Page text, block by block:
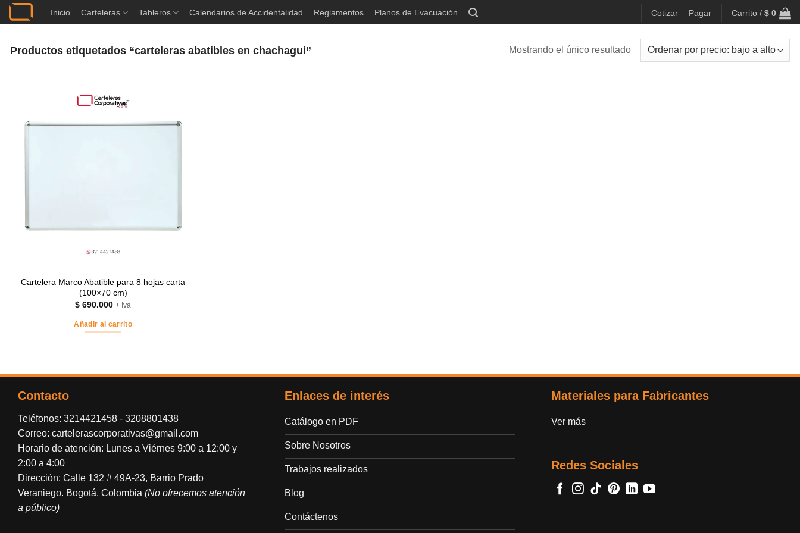
Saltar
al
Inicio Carteleras Tableros Calendarios de Accidentalidad Reglamentos Planos de Evacuación Cotizar Pagar Carrito / $ 0
Productos etiquetados “carteleras abatibles en chachagui” Mostrando el único resultado
Cartelera Marco Abatible para 8 hojas carta
(100×70 cm)
$ 690.000 + Iva
Añadir al carrito
Contacto
Teléfonos: 3214421458 - 3208801438
Correo: cartelerascorporativas@gmail.com
Horario de atención: Lunes a Viérnes 9:00 a 12:00 y
2:00 a 4:00
Dirección: Calle 132 # 49A-23, Barrio Prado
Veraniego. Bogotá, Colombia (No ofrecemos atención
a público)
Enlaces de interés
Catálogo en PDF
Sobre Nosotros
Trabajos realizados
Blog
Contáctenos
Materiales para Fabricantes
Ver más
Redes Sociales